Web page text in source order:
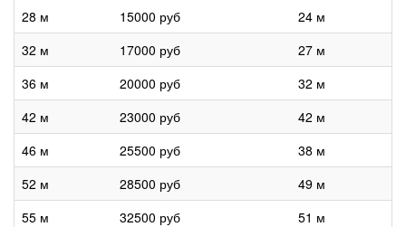
28 м
15000 руб
24 м
32 м
17000 руб
27 м
36 м
20000 руб
32 м
42 м
23000 руб
42 м
46 м
25500 руб
38 м
52 м
28500 руб
49 м
55 м
32500 руб
51 м